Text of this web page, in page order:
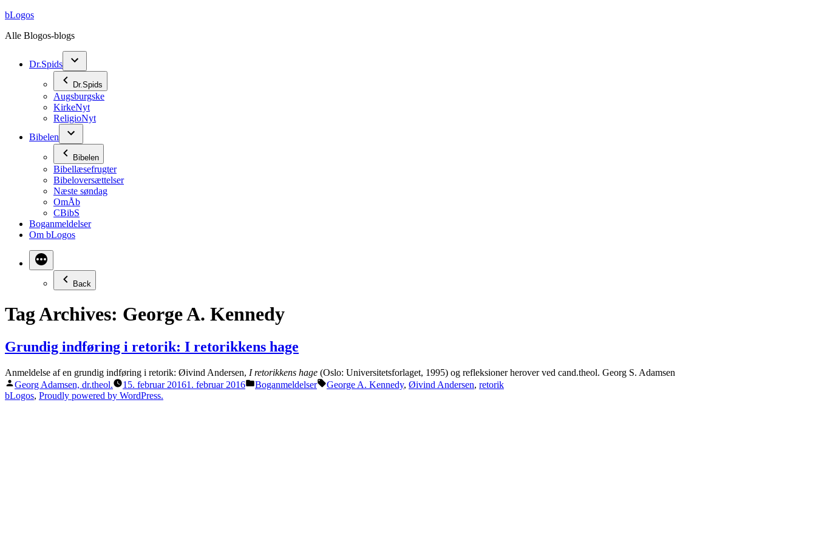
Videre
indhold
bLogos
Alle Blogos-blogs
Dr.Spids
Dr.Spids
Augsburgske
KirkeNyt
ReligioNyt
Bibelen
Bibelen
Bibellæsefrugter
Bibeloversættelser
Næste søndag
OmÅb
CBibS
Boganmeldelser
Om bLogos
Back
Tag Archives: George A. Kennedy
Grundig indføring i retorik: I retorikkens hage
Anmeldelse af en grundig indføring i retorik: Øivind Andersen, I retorikkens hage (Oslo: Universitetsforlaget, 1995) og refleksioner herover ved cand.theol. Georg S. Adamsen
Posted
by
Georg Adamsen, dr.theol. 15. februar 20161. februar 2016
Posted
Boganmeldelser Tags:
George A. Kennedy, Øivind Andersen, retorik
bLogos, Proudly powered by WordPress.